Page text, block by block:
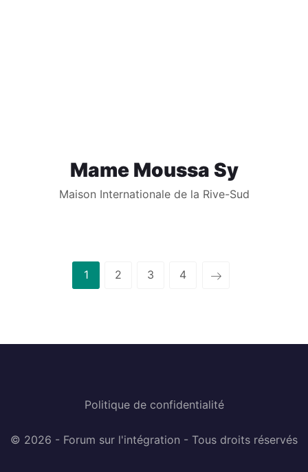
Mame Moussa Sy
Maison Internationale de la Rive-Sud
1 2 3 4
Politique de confidentialité
© 2026 - Forum sur l'intégration - Tous droits réservés